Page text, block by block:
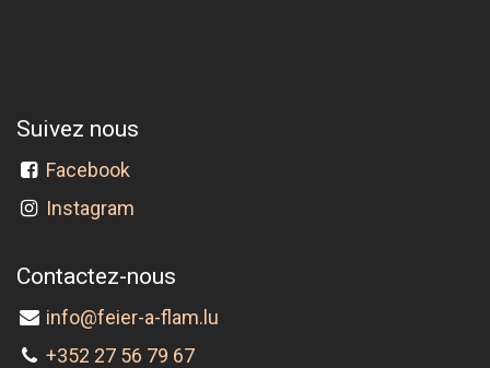
Suivez nous
Facebook
Instagram
Contactez-nous
info@feier-a-flam.lu
+352 27 56 79 67